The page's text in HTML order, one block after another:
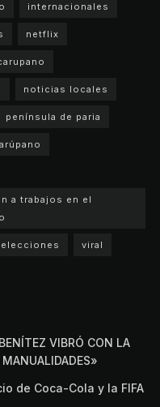
internacionales
netflix
noticias locales
península de paria
a trabajos en el
viral
VIBRÓ CON LA
de Coca-Cola y la FIFA